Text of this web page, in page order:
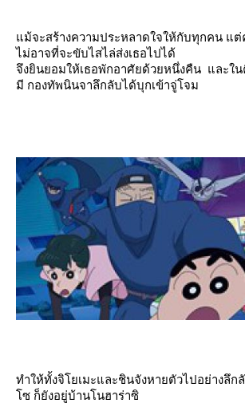
ม้จะสร้างความประหลาดใจให้กับทุกคน แต่
ไม่อาจที่จะขับไสไล่ส่งเธอไปได้
จึงยินยอมให้เธอพักอาศัยด้วยหนึ่งคืน และใน
มี กองทัพนินจาลึกลับได้บุกเข้าจู่โจม
ทำให้ทั้งจิโยเมะและชินจังหายตัวไปอย่างลึ
ซ ก็ยังอยู่บ้านโนฮาร่าซิ